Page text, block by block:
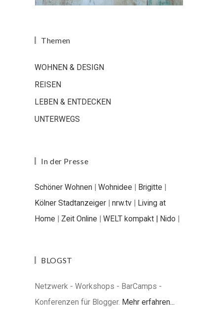
Themen
WOHNEN & DESIGN
REISEN
LEBEN & ENTDECKEN
UNTERWEGS
In der Presse
Schöner Wohnen | Wohnidee | Brigitte |
Kölner Stadtanzeiger | nrw.tv | Living at
Home | Zeit Online | WELT kompakt | Nido |
BLOGST
Netzwerk - Workshops - BarCamps -
Konferenzen für Blogger. Mehr erfahren...